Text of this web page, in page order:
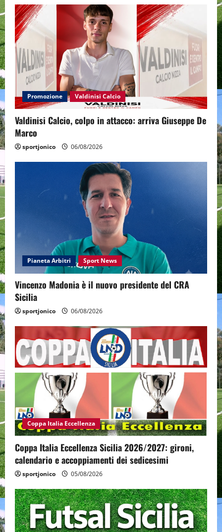
Promozione Valdinisi Calcio
Valdinisi Calcio, colpo in attacco: arriva Giuseppe De
Marco
sportjonico 06/08/2026
Pianeta Arbitri Sport News
Vincenzo Madonia è il nuovo presidente del CRA
Sicilia
sportjonico 06/08/2026
Coppa Italia Eccellenza
Coppa Italia Eccellenza Sicilia 2026/2027: gironi,
calendario e accoppiamenti dei sedicesimi
sportjonico 05/08/2026